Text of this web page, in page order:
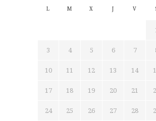
L M X J V
3 4 5 6 7
10 11 12 13 14
17 18 19 20 21
24 25 26 27 28